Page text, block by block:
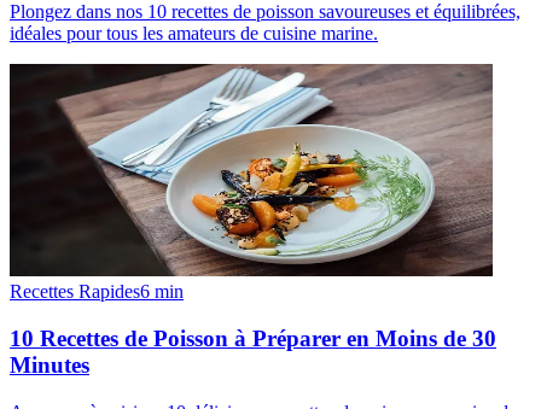
Plongez dans nos 10 recettes de poisson savoureuses et équilibrées,
idéales pour tous les amateurs de cuisine marine.
Recettes Rapides6 min
10 Recettes de Poisson à Préparer en Moins de 30
Minutes